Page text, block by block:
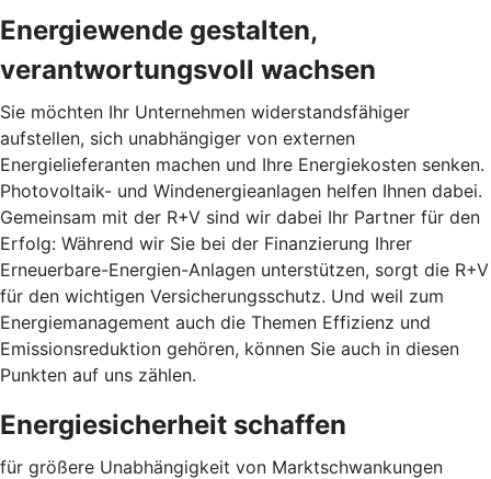
Energiewende gestalten,
verantwortungsvoll wachsen
Sie möchten Ihr Unternehmen widerstandsfähiger
aufstellen, sich unabhängiger von externen
Energielieferanten machen und Ihre Energiekosten senken.
Photovoltaik- und Windenergieanlagen helfen Ihnen dabei.
Gemeinsam mit der R+V sind wir dabei Ihr Partner für den
Erfolg: Während wir Sie bei der Finanzierung Ihrer
Erneuerbare-Energien-Anlagen unterstützen, sorgt die R+V
für den wichtigen Versicherungsschutz. Und weil zum
Energiemanagement auch die Themen Effizienz und
Emissionsreduktion gehören, können Sie auch in diesen
Punkten auf uns zählen.
Energiesicherheit schaffen
für größere Unabhängigkeit von Marktschwankungen